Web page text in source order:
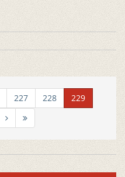
227 228
229